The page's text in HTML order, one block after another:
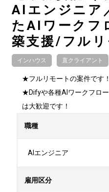
AIエンジニア
たAIワークフ
築支援/フルリ
インハウス 直クライアント
★フルリモートの案件です！
★Difyや各種AIワークフロ
は大歓迎です！
職種
AIエンジニア
雇用区分